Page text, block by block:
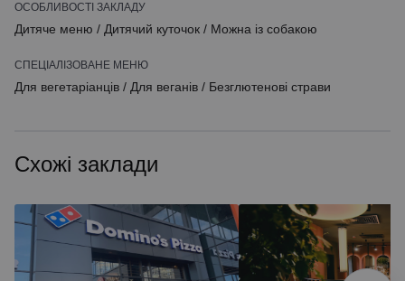
ОСОБЛИВОСТІ ЗАКЛАДУ
Дитяче меню / Дитячий куточок / Можна із собакою
СПЕЦІАЛІЗОВАНЕ МЕНЮ
Для вегетаріанців / Для веганів / Безглютенові страви
Схожі заклади